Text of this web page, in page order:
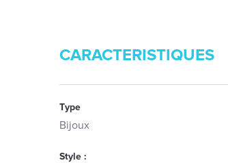
CARACTERISTIQUES
Type
Bijoux
Style :